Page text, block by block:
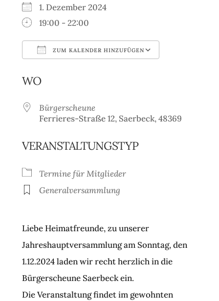
1. Dezember 2024
19:00 - 22:00
ZUM KALENDER HINZUFÜGEN
WO
Bürgerscheune
Ferrieres-Straße 12, Saerbeck, 48369
VERANSTALTUNGSTYP
Termine für Mitglieder
Generalversammlung
Liebe Heimatfreunde, zu unserer
Jahreshauptversammlung am Sonntag, den
1.12.2024 laden wir recht herzlich in die
Bürgerscheune Saerbeck ein.
Die Veranstaltung findet im gewohnten